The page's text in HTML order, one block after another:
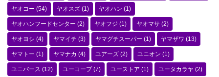
ヤオコー (54) ヤオスズ (1) ヤオハン (1)
ヤオハンフードセンター (2) ヤオフジ (1) ヤオマサ (2)
ヤオヨシ (4) ヤマイチ (3) ヤマグチスーパー (1) ヤマザワ (13)
ヤマトー (1) ヤマナカ (4) ユアーズ (2) ユニオン (1)
ユニバース (12) ユーコープ(7) ユーストア (1) ユータカラヤ (2)